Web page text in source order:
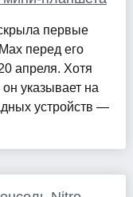
первые
перед его
апреля. Хотя
указывает на
устройств —